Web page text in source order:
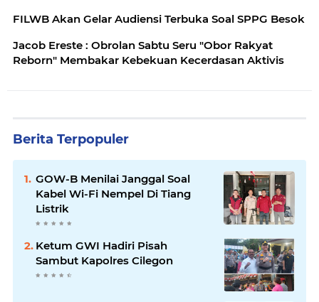
FILWB Akan Gelar Audiensi Terbuka Soal SPPG Besok
Jacob Ereste : Obrolan Sabtu Seru "Obor Rakyat
Reborn" Membakar Kebekuan Kecerdasan Aktivis
Berita Terpopuler
GOW-B Menilai Janggal Soal
Kabel Wi-Fi Nempel Di Tiang
Listrik
Ketum GWI Hadiri Pisah
Sambut Kapolres Cilegon